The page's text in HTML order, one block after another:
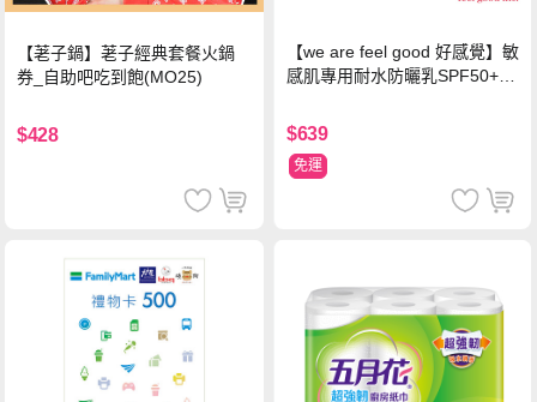
【荖子鍋】荖子經典套餐火鍋
券_自助吧吃到飽(MO25)
$428
【we are feel good 好感覺】敏
感肌專用耐水防曬乳SPF50+ 7
$639
免運